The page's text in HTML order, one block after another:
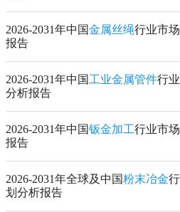
2026-2031年中国金属丝绳行业市
报告
2026-2031年中国 工业金属管件行
分析报告
2026-2031年中国钣金加工行业市
报告
2026-2031年全球及中国粉末冶金
划分析报告